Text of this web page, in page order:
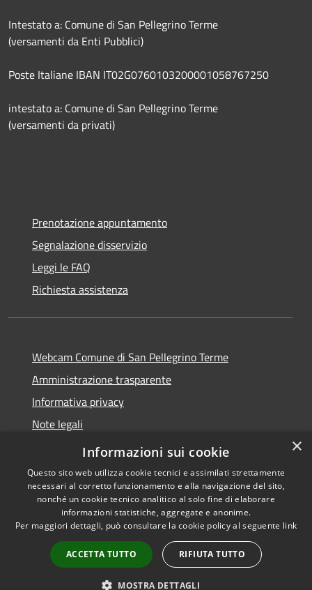
Intestato a: Comune di San Pellegrino Terme
(versamenti da Enti Pubblici)
Poste Italiane IBAN IT02G0760103200001058767250
intestato a: Comune di San Pellegrino Terme
(versamenti da privati)
Prenotazione appuntamento
Segnalazione disservizio
Leggi le FAQ
Richiesta assistenza
Webcam Comune di San Pellegrino Terme
Amministrazione trasparente
Informativa privacy
Note legali
Dichiarazione di accessibilità
Accessibilità
Copyright © 2026 • Comune di
San Pellegrino Terme •
Powered byMunicipium
Accesso redazione
×
Informazioni sui cookie
Questo sito web utilizza cookie tecnici e assimilati strettamente
necessari al corretto funzionamento e alla navigazione del sito,
nonché un cookie tecnico analitico al solo fine di elaborare
informazioni statistiche, aggregate e anonime.
Per maggiori dettagli, può consultare la cookie policy al seguente link
ACCETTA TUTTO RIFIUTA TUTTO
MOSTRA DETTAGLI